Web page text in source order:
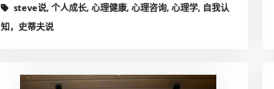
steve说, 个人成长, 心理健康, 心理咨询, 心理学, 自我认
知，史蒂夫说